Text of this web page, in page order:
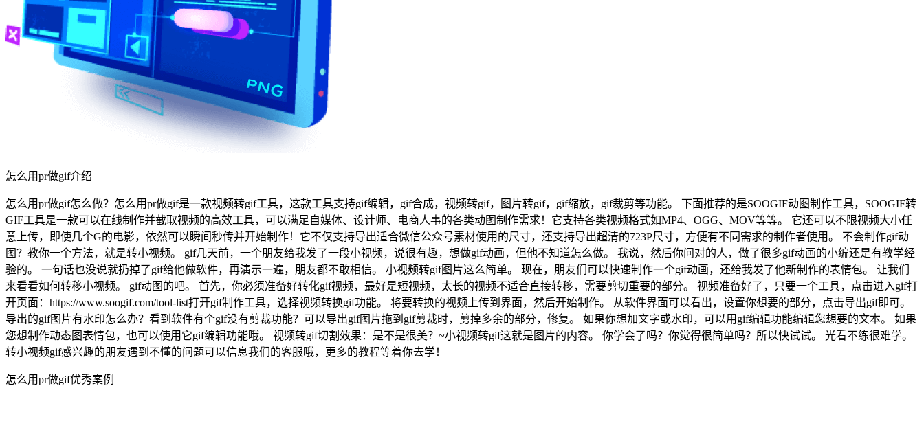
怎么用pr做gif介绍
怎么用pr做gif怎么做？怎么用pr做gif是一款视频转gif工具，这款工具支持gif编辑，gif合成，视频转gif，图片转gif，gif缩放，gif裁剪等功能。 下面推荐的是SOOGIF动图制作工具，SOOGIF转
GIF工具是一款可以在线制作并截取视频的高效工具，可以满足自媒体、设计师、电商人事的各类动图制作需求！它支持各类视频格式如MP4、OGG、MOV等等。 它还可以不限视频大小任
意上传，即使几个G的电影，依然可以瞬间秒传并开始制作！它不仅支持导出适合微信公众号素材使用的尺寸，还支持导出超清的723P尺寸，方便有不同需求的制作者使用。 不会制作gif动
图？教你一个方法，就是转小视频。 gif几天前，一个朋友给我发了一段小视频，说很有趣，想做gif动画，但他不知道怎么做。 我说，然后你问对的人，做了很多gif动画的小编还是有教学经
验的。 一句话也没说就扔掉了gif给他做软件，再演示一遍，朋友都不敢相信。 小视频转gif图片这么简单。 现在，朋友们可以快速制作一个gif动画，还给我发了他新制作的表情包。 让我们
来看看如何转移小视频。 gif动图的吧。 首先，你必须准备好转化gif视频，最好是短视频，太长的视频不适合直接转移，需要剪切重要的部分。 视频准备好了，只要一个工具，点击进入gif打
开页面：https://www.soogif.com/tool-list打开gif制作工具，选择视频转换gif功能。 将要转换的视频上传到界面，然后开始制作。 从软件界面可以看出，设置你想要的部分，点击导出gif即可。
导出的gif图片有水印怎么办？看到软件有个gif没有剪裁功能？可以导出gif图片拖到gif剪裁时，剪掉多余的部分，修复。 如果你想加文字或水印，可以用gif编辑功能编辑您想要的文本。 如果
您想制作动态图表情包，也可以使用它gif编辑功能哦。 视频转gif切割效果：是不是很美？~小视频转gif这就是图片的内容。 你学会了吗？你觉得很简单吗？所以快试试。 光看不练很难学。
转小视频gif感兴趣的朋友遇到不懂的问题可以信息我们的客服哦，更多的教程等着你去学！
怎么用pr做gif优秀案例